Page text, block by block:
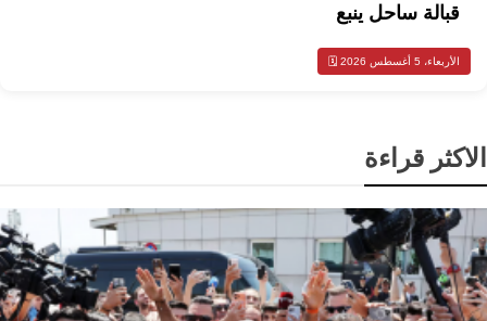
قبالة ساحل ينبع
الأربعاء، 5 أغسطس 2026 🗓️
الاكثر قراءة